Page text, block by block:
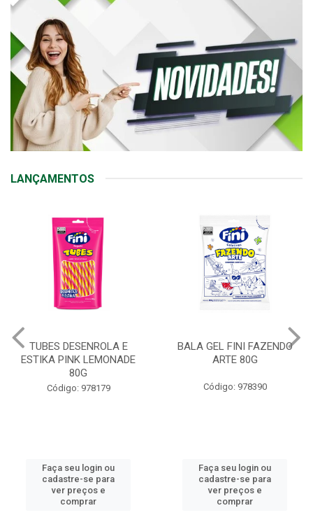
LANÇAMENTOS
BALA GEL FINI FAZENDO
ARTE 80G
Código: 978390
Faça seu login ou
cadastre-se para
ver preços e
comprar
GIOVANA BABY MEN
DESODORANTE ROLL ON
Código: 978429
Faça seu login ou
cadastre-se para
ver preços e
comprar